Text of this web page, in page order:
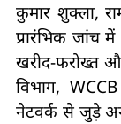
कुमार शुक्ला,
प्रारंभिक जांच
खरीद-फरोख्त
विभाग,
नेटवर्क से जुड़े